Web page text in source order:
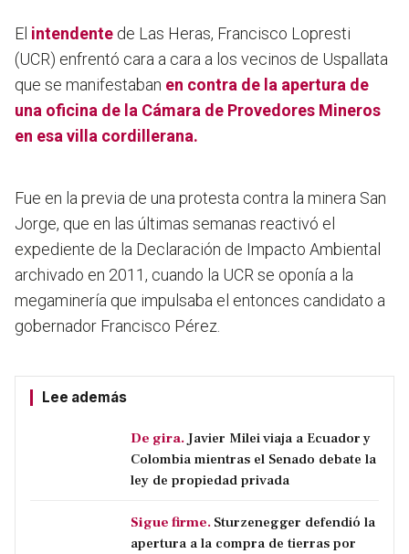
El intendente de Las Heras, Francisco Lopresti
(UCR) enfrentó cara a cara a los vecinos de Uspallata
que se manifestaban en contra de la apertura de
una oficina de la Cámara de Provedores Mineros
en esa villa cordillerana.
Fue en la previa de una protesta contra la minera San
Jorge, que en las últimas semanas reactivó el
expediente de la Declaración de Impacto Ambiental
archivado en 2011, cuando la UCR se oponía a la
megaminería que impulsaba el entonces candidato a
gobernador Francisco Pérez.
Lee además
De gira.Javier Milei viaja a Ecuador y
Colombia mientras el Senado debate la
ley de propiedad privada
Sigue firme. Sturzenegger defendió la
apertura a la compra de tierras por